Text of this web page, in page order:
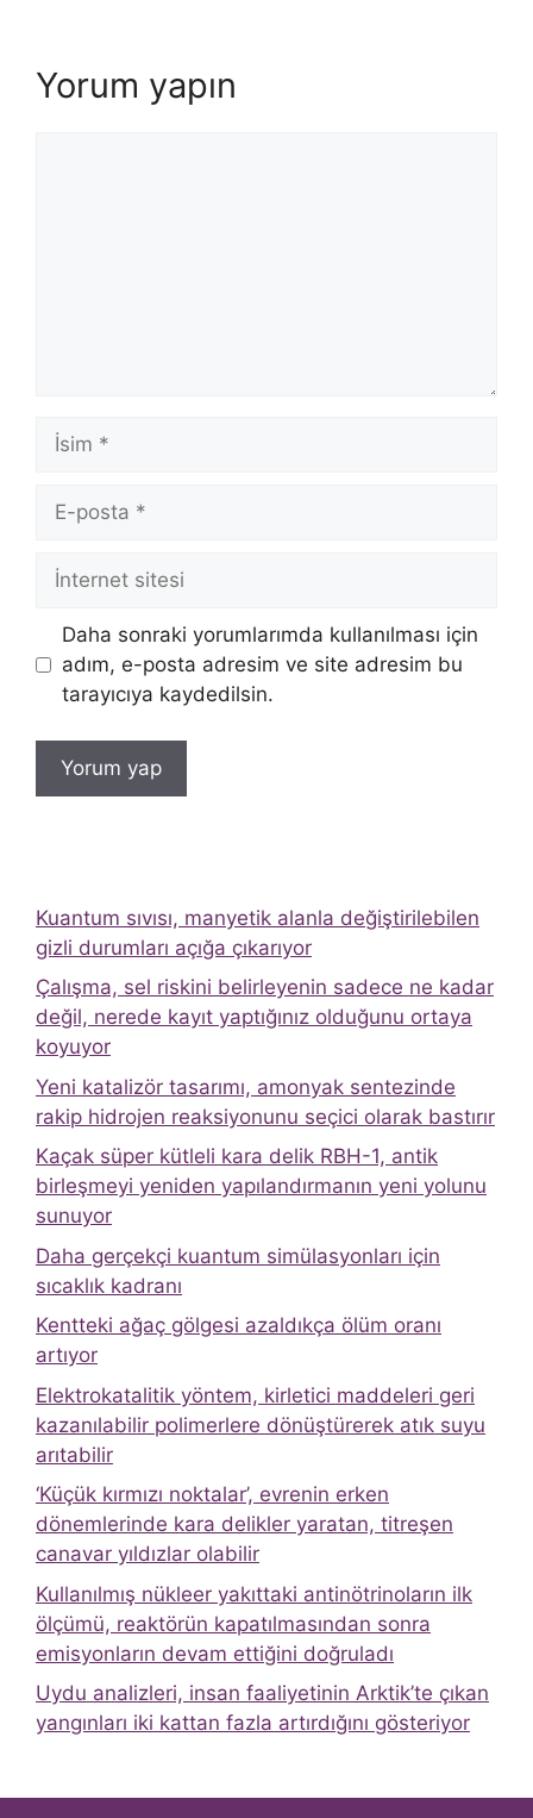
Yorum yapın
İsim
posta
İnternet
Daha sonraki yorumlarımda kullanılması için
adım, e-posta adresim ve site adresim bu
tarayıcıya kaydedilsin.
Kuantum sıvısı, manyetik alanla değiştirilebilen
gizli durumları açığa çıkarıyor
Çalışma, sel riskini belirleyenin sadece ne kadar
değil, nerede kayıt yaptığınız olduğunu ortaya
koyuyor
Yeni katalizör tasarımı, amonyak sentezinde
rakip hidrojen reaksiyonunu seçici olarak bastırır
Kaçak süper kütleli kara delik RBH-1, antik
birleşmeyi yeniden yapılandırmanın yeni yolunu
sunuyor
Daha gerçekçi kuantum simülasyonları için
sıcaklık kadranı
Kentteki ağaç gölgesi azaldıkça ölüm oranı
artıyor
Elektrokatalitik yöntem, kirletici maddeleri geri
kazanılabilir polimerlere dönüştürerek atık suyu
arıtabilir
‘Küçük kırmızı noktalar’, evrenin erken
dönemlerinde kara delikler yaratan, titreşen
canavar yıldızlar olabilir
Kullanılmış nükleer yakıttaki antinötrinoların ilk
ölçümü, reaktörün kapatılmasından sonra
emisyonların devam ettiğini doğruladı
Uydu analizleri, insan faaliyetinin Arktik’te çıkan
yangınları iki kattan fazla artırdığını gösteriyor